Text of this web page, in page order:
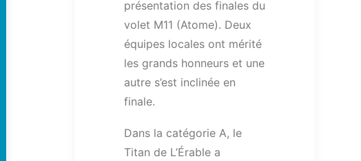
présentation des finales du
volet M11 (Atome). Deux
équipes locales ont mérité
les grands honneurs et une
autre s’est inclinée en
finale.
Dans la catégorie A, le
Titan de L’Érable a